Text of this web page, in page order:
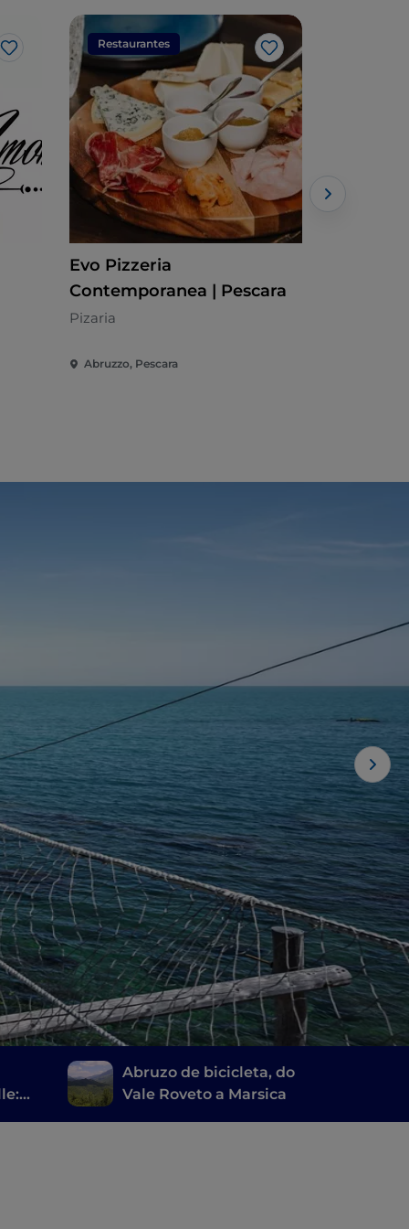
Gosto
Restaurantes
Gosto
Evo Pizzeria
Contemporanea | Pescara
Pizaria
Abruzzo, Pescara
Abruzo de bicicleta, do
Vale Roveto a Marsica